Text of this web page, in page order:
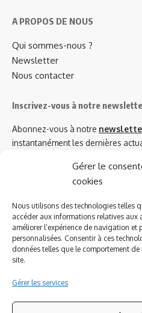
Gérer le
cookies
Nous utilisons des technologies telles
accéder aux informations relatives aux
améliorer l’expérience de navigation
personnalisées. Consentir à ces
données telles que le comportement
site.
Gérer les services
A PROPOS DE NOUS
Qui sommes-nous ?
Newsletter
Nous contacter
Inscrivez-vous à notre
Abonnez-vous à notre
instantanément les dernières
Azinat.com TV soutient